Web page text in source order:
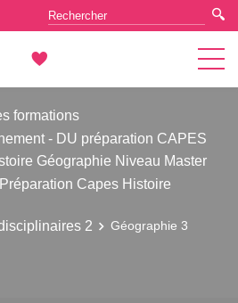
formations
- DU préparation CAPES
Géographie Niveau Master
Capes Histoire
2
Géographie 3